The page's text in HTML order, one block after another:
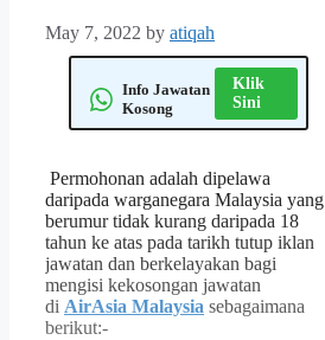
May 7, 2022 by atiqah
Info Jawatan
Kosong
Klik
Sini
Permohonan adalah dipelawa
daripada warganegara Malaysia yang
berumur tidak kurang daripada 18
tahun ke atas pada tarikh tutup iklan
jawatan dan berkelayakan bagi
mengisi kekosongan jawatan
di AirAsia Malaysia sebagaimana
berikut:-